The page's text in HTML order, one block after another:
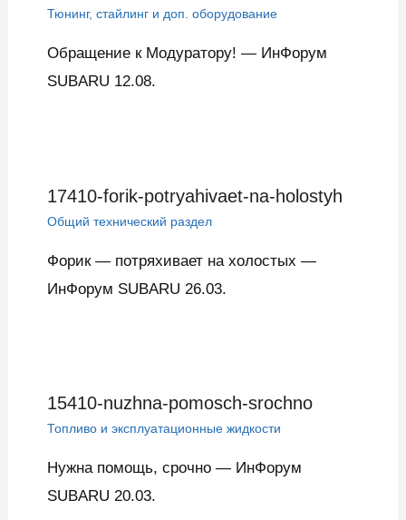
Тюнинг, стайлинг и доп. оборудование
Обращение к Модуратору! — ИнФорум
SUBARU 12.08.
17410-forik-potryahivaet-na-holostyh
Общий технический раздел
Форик — потряхивает на холостых —
ИнФорум SUBARU 26.03.
15410-nuzhna-pomosch-srochno
Топливо и эксплуатационные жидкости
Нужна помощь, срочно — ИнФорум
SUBARU 20.03.